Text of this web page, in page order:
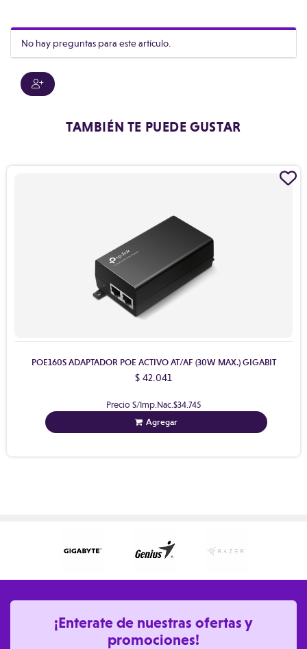
No hay preguntas para este artículo.
TAMBIÉN TE PUEDE GUSTAR
POE160S ADAPTADOR POE ACTIVO AT/AF (30W MAX.) GIGABIT
$ 42.041
Precio S/Imp.Nac.$34.745
Agregar
¡Enterate de nuestras ofertas y
promociones!